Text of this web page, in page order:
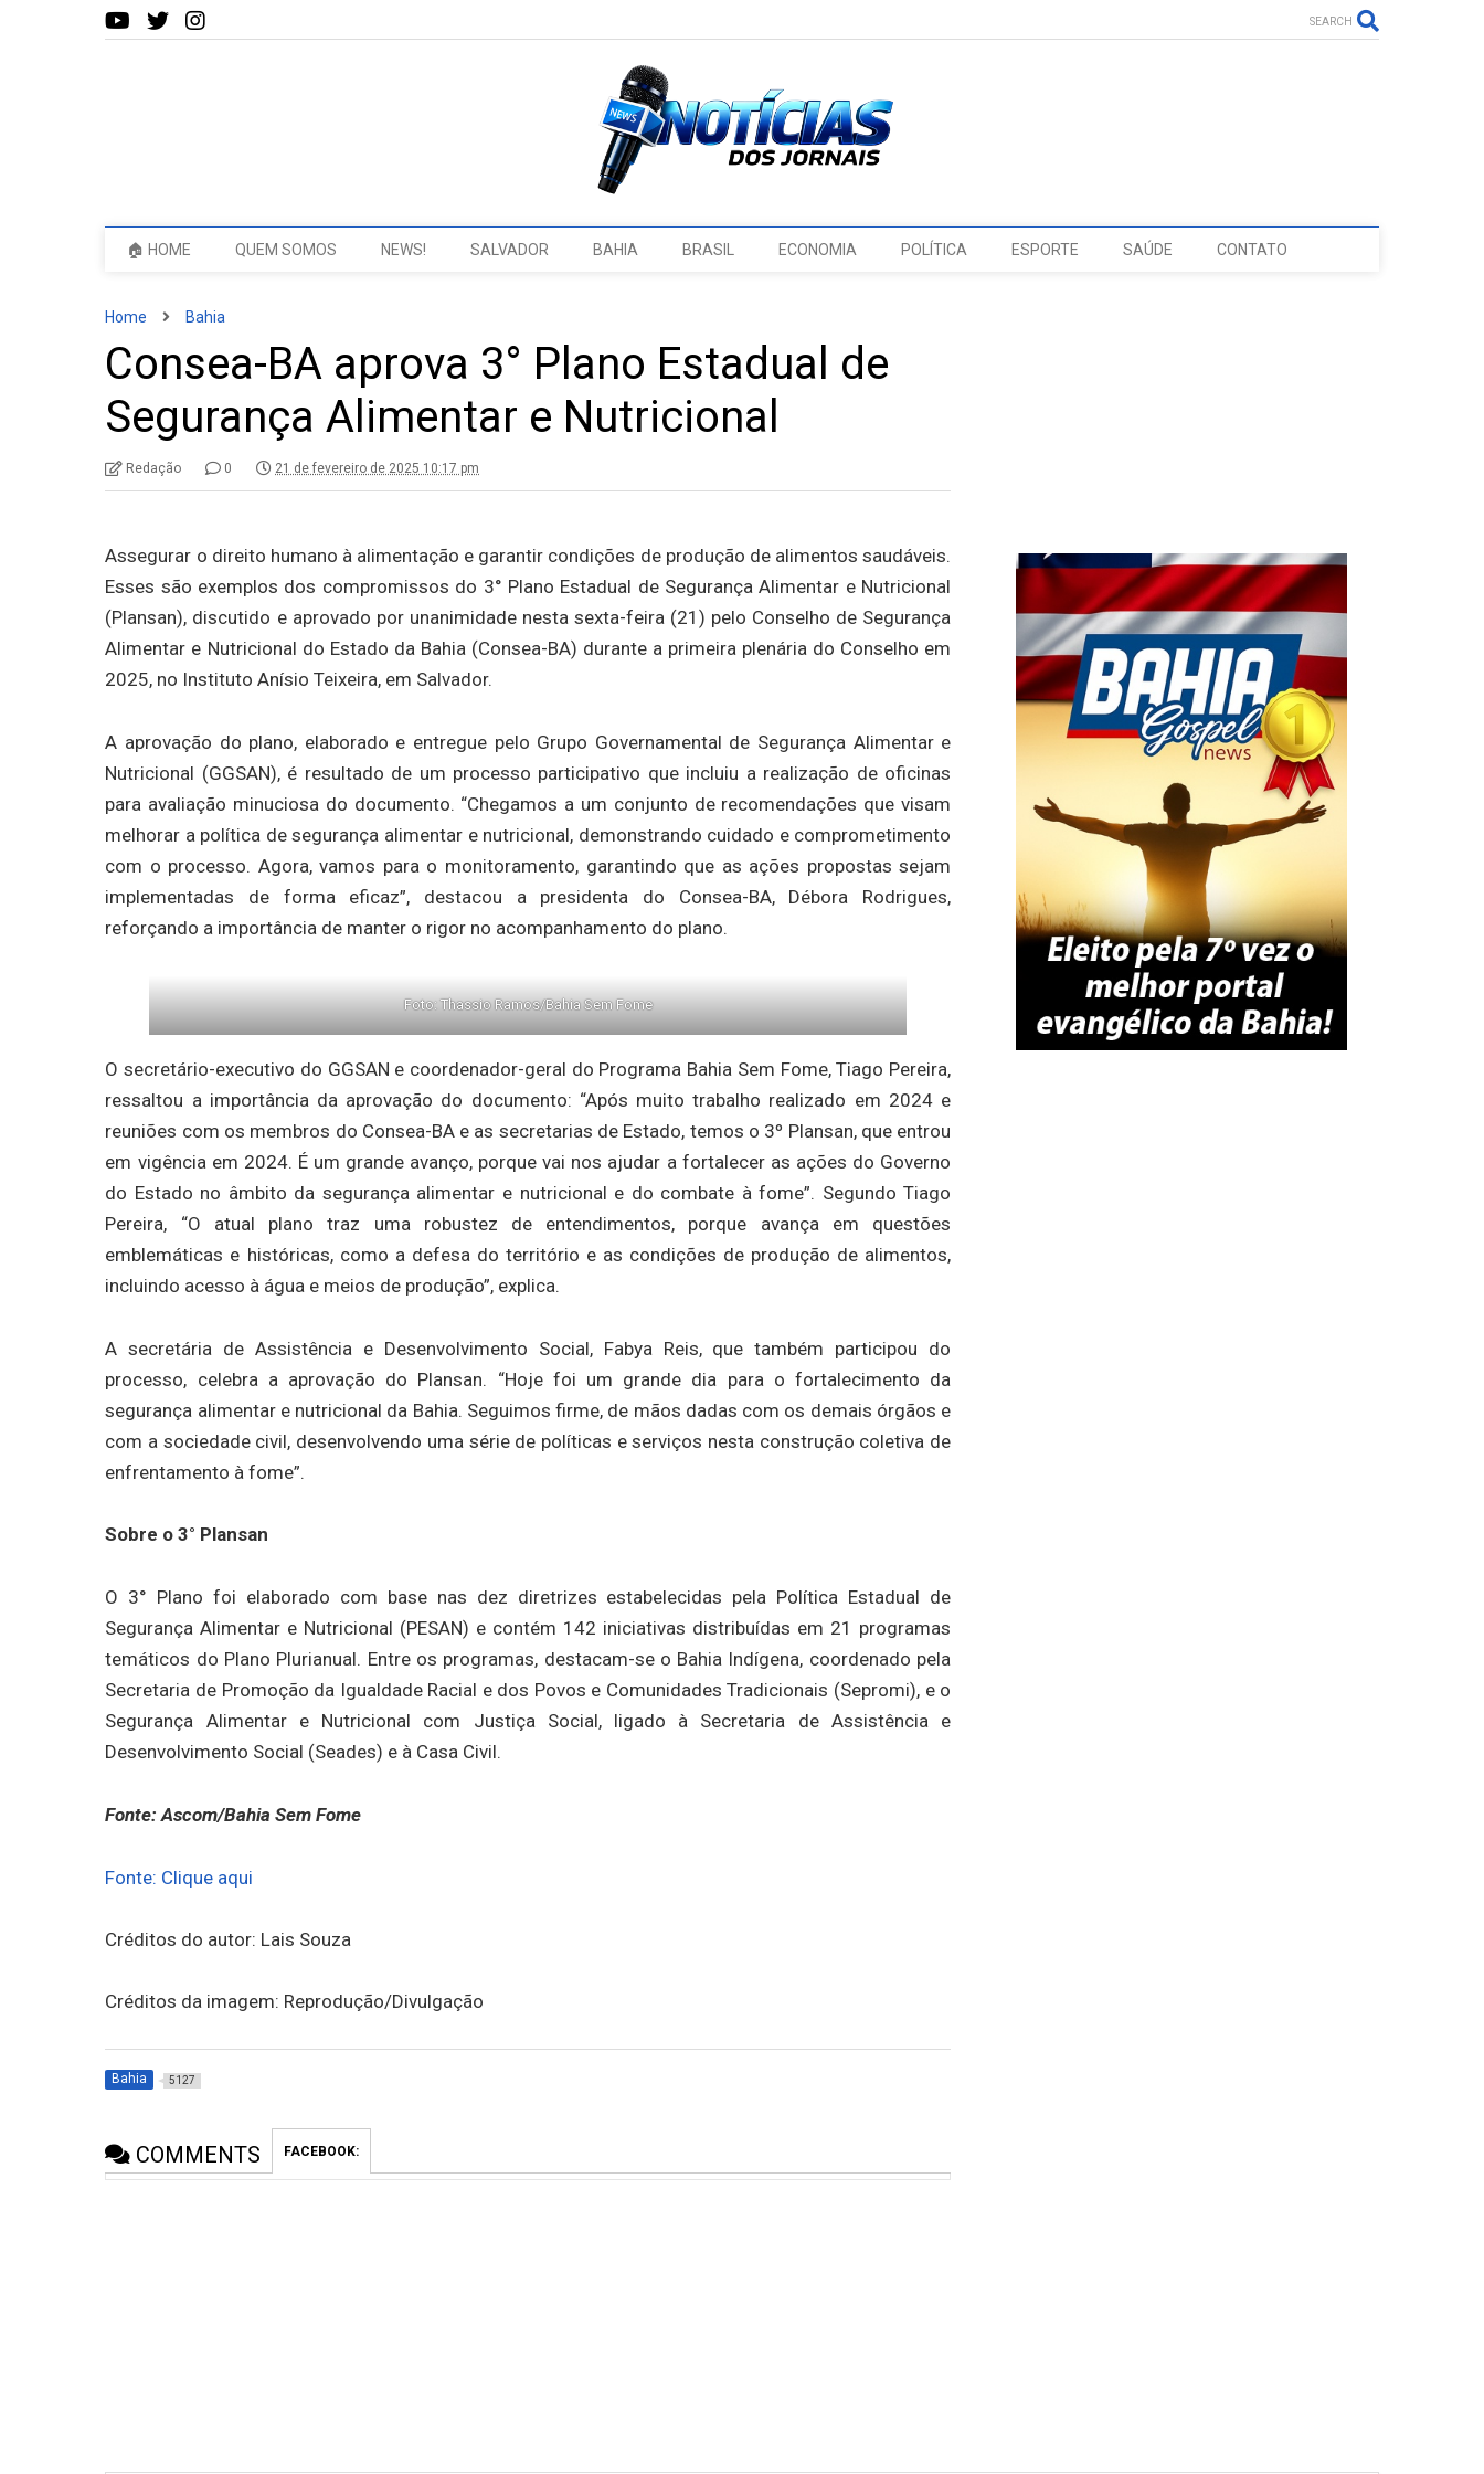
SEARCH
🏠 HOME QUEM SOMOS NEWS! SALVADOR BAHIA BRASIL ECONOMIA POLÍTICA ESPORTE SAÚDE CONTATO
Home Bahia
Consea-BA aprova 3° Plano Estadual de
Segurança Alimentar e Nutricional
Redação 0 21 de fevereiro de 2025 10:17 pm
Assegurar o direito humano à alimentação e garantir condições de produção de alimentos saudáveis.
Esses são exemplos dos compromissos do 3° Plano Estadual de Segurança Alimentar e Nutricional
(Plansan), discutido e aprovado por unanimidade nesta sexta-feira (21) pelo Conselho de Segurança
Alimentar e Nutricional do Estado da Bahia (Consea-BA) durante a primeira plenária do Conselho em
2025, no Instituto Anísio Teixeira, em Salvador.
A aprovação do plano, elaborado e entregue pelo Grupo Governamental de Segurança Alimentar e
Nutricional (GGSAN), é resultado de um processo participativo que incluiu a realização de oficinas
para avaliação minuciosa do documento. “Chegamos a um conjunto de recomendações que visam
melhorar a política de segurança alimentar e nutricional, demonstrando cuidado e comprometimento
com o processo. Agora, vamos para o monitoramento, garantindo que as ações propostas sejam
implementadas de forma eficaz”, destacou a presidenta do Consea-BA, Débora Rodrigues,
reforçando a importância de manter o rigor no acompanhamento do plano.
Foto: Thassio Ramos/Bahia Sem Fome
O secretário-executivo do GGSAN e coordenador-geral do Programa Bahia Sem Fome, Tiago Pereira,
ressaltou a importância da aprovação do documento: “Após muito trabalho realizado em 2024 e
reuniões com os membros do Consea-BA e as secretarias de Estado, temos o 3º Plansan, que entrou
em vigência em 2024. É um grande avanço, porque vai nos ajudar a fortalecer as ações do Governo
do Estado no âmbito da segurança alimentar e nutricional e do combate à fome”. Segundo Tiago
Pereira, “O atual plano traz uma robustez de entendimentos, porque avança em questões
emblemáticas e históricas, como a defesa do território e as condições de produção de alimentos,
incluindo acesso à água e meios de produção”, explica.
A secretária de Assistência e Desenvolvimento Social, Fabya Reis, que também participou do
processo, celebra a aprovação do Plansan. “Hoje foi um grande dia para o fortalecimento da
segurança alimentar e nutricional da Bahia. Seguimos firme, de mãos dadas com os demais órgãos e
com a sociedade civil, desenvolvendo uma série de políticas e serviços nesta construção coletiva de
enfrentamento à fome”.
Sobre o 3° Plansan
O 3° Plano foi elaborado com base nas dez diretrizes estabelecidas pela Política Estadual de
Segurança Alimentar e Nutricional (PESAN) e contém 142 iniciativas distribuídas em 21 programas
temáticos do Plano Plurianual. Entre os programas, destacam-se o Bahia Indígena, coordenado pela
Secretaria de Promoção da Igualdade Racial e dos Povos e Comunidades Tradicionais (Sepromi), e o
Segurança Alimentar e Nutricional com Justiça Social, ligado à Secretaria de Assistência e
Desenvolvimento Social (Seades) e à Casa Civil.
Fonte: Ascom/Bahia Sem Fome
Fonte: Clique aqui
Créditos do autor: Lais Souza
Créditos da imagem: Reprodução/Divulgação
Bahia 5127
COMMENTS FACEBOOK: